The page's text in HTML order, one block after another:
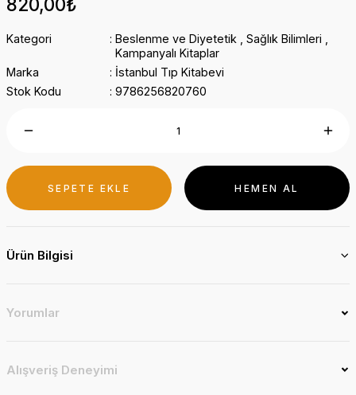
820,00₺
Kategori Beslenme ve Diyetetik Sağlık Bilimleri
Kampanyalı Kitaplar
Marka
İstanbul Tıp Kitabevi
Stok Kodu
9786256820760
SEPETE EKLE HEMEN AL
Ürün Bilgisi
Yorumlar
Alışveriş Deneyimi